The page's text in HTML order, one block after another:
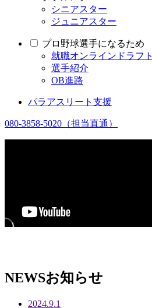
シニアスター
ジュニアスター
プロ野球選手になるため
就職オンラインドラフト
選手紹介
OB進路
パラアスリート支援
080-3858-5020 （担当直通）
NEWSお知らせ
2024.9.1